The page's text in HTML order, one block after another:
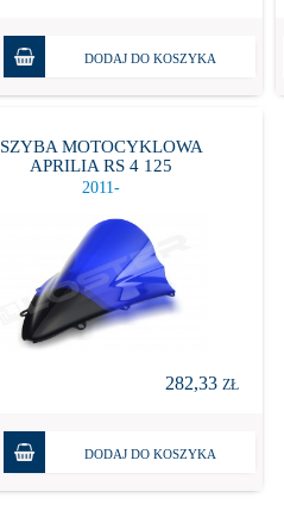
DODAJ DO KOSZYKA
SZYBA MOTOCYKLOWA
APRILIA RS 4 125
2011-
282,33 ZŁ
DODAJ DO KOSZYKA